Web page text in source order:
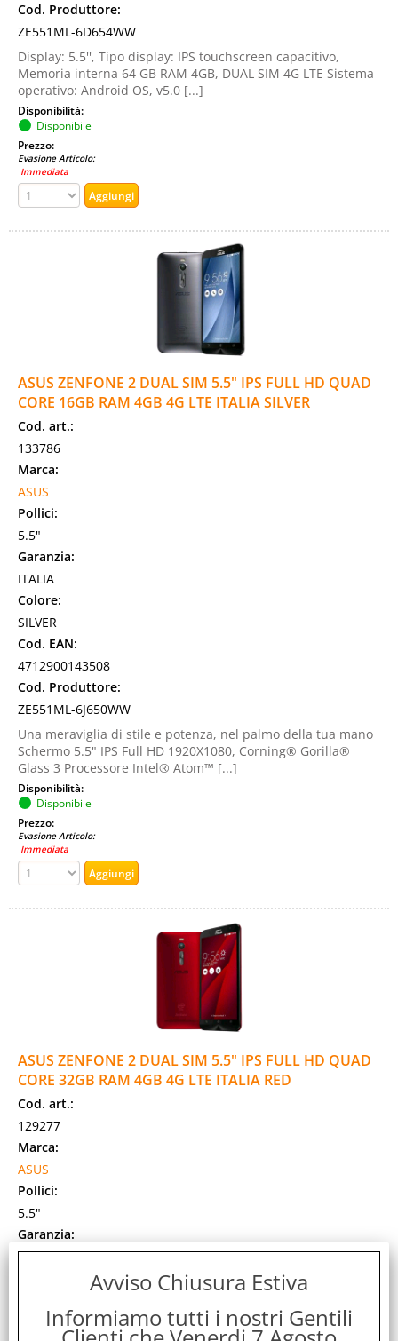
Cod. Produttore:
ZE551ML-6D654WW
Display: 5.5'', Tipo display: IPS touchscreen capacitivo,
Memoria interna 64 GB RAM 4GB, DUAL SIM 4G LTE Sistema
operativo: Android OS, v5.0 [...]
Disponibilità:
Disponibile
Prezzo:
Evasione Articolo:
Immediata
ASUS ZENFONE 2 DUAL SIM 5.5" IPS FULL HD QUAD
CORE 16GB RAM 4GB 4G LTE ITALIA SILVER
Cod. art.:
133786
Marca:
ASUS
Pollici:
5.5"
Garanzia:
ITALIA
Colore:
SILVER
Cod. EAN:
4712900143508
Cod. Produttore:
ZE551ML-6J650WW
Una meraviglia di stile e potenza, nel palmo della tua mano
Schermo 5.5" IPS Full HD 1920X1080, Corning® Gorilla®
Glass 3 Processore Intel® Atom™ [...]
Disponibilità:
Disponibile
Prezzo:
Evasione Articolo:
Immediata
ASUS ZENFONE 2 DUAL SIM 5.5" IPS FULL HD QUAD
CORE 32GB RAM 4GB 4G LTE ITALIA RED
Cod. art.:
129277
Marca:
ASUS
Pollici:
5.5"
Garanzia:
ITALIA
Cod. EAN:
Avviso Chiusura Estiva
Informiamo tutti i nostri Gentili